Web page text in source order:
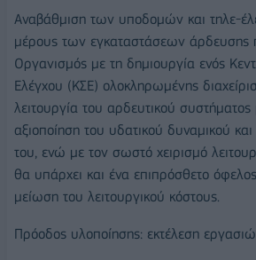
Αναβάθμιση των υποδομών και τηλε-
μέρους των εγκαταστάσεων άρδευσης
Οργανισμός με τη δημιουργία ενός
Ελέγχου (ΚΣΕ) ολοκληρωμένης
λειτουργία του αρδευτικού συστήματος
αξιοποίηση του υδατικού δυναμικού
του, ενώ με τον σωστό χειρισμό
θα υπάρχει και ένα επιπρόσθετο
μείωση του λειτουργικού κόστους.
Πρόοδος υλοποίησης: εκτέλεση